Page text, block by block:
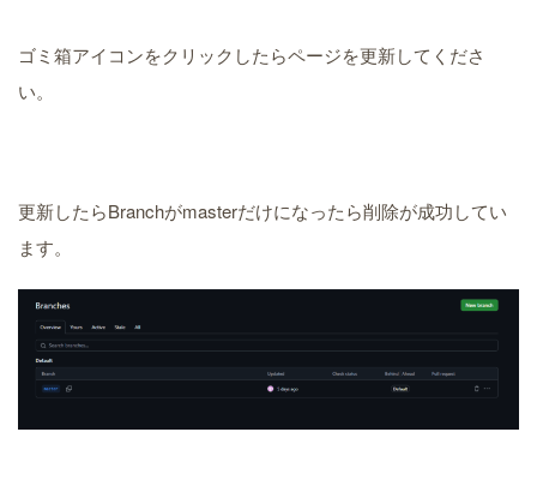
ゴミ箱アイコンをクリックしたらページを更新してくださ
い。
更新したらBranchがmasterだけになったら削除が成功してい
ます。